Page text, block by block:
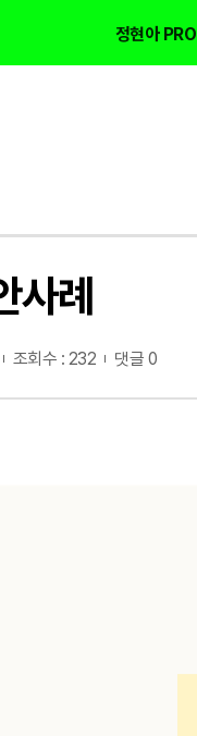
정현아 PRO
사례
조회수 : 232 댓글 0